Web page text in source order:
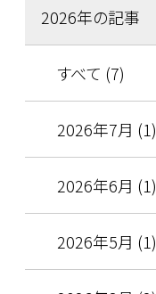
2026年の記事
すべて (7)
2026年7月 (1)
2026年6月 (1)
2026年5月 (1)